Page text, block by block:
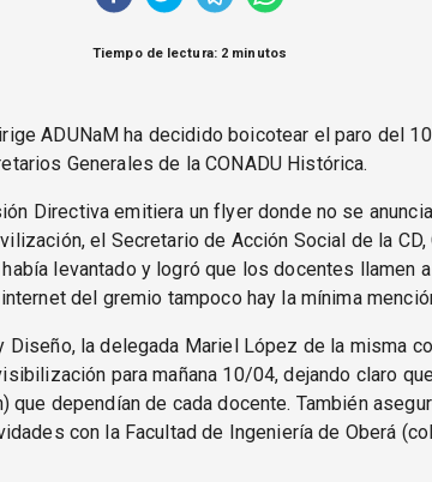
Tiempo de lectura: 2 minutos
ADUNaM ha decidido boicotear el paro del
Generales de la CONADU Histórica.
Directiva emitiera un flyer donde no se
el Secretario de Acción Social de la CD,
levantado y logró que los docentes llamen
del gremio tampoco hay la mínima
Diseño, la delegada Mariel López de la misma
para mañana 10/04, dejando claro
dependían de cada docente. También
con la Facultad de Ingeniería de Oberá